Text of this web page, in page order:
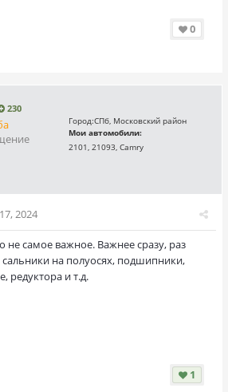
0
230
Город:СПб, Московский район
Мои автомобили:
2101, 21093, Camry
2024
не самое важное. Важнее сразу, раз
сальники на полуосях, подшипники,
редуктора и т.д.
1